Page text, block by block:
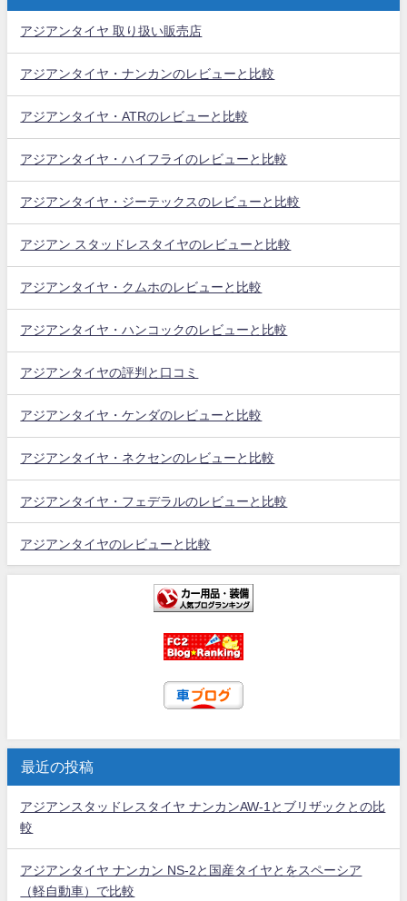
アジアンタイヤ 取り扱い販売店
アジアンタイヤ・ナンカンのレビューと比較
アジアンタイヤ・ATRのレビューと比較
アジアンタイヤ・ハイフライのレビューと比較
アジアンタイヤ・ジーテックスのレビューと比較
アジアン スタッドレスタイヤのレビューと比較
アジアンタイヤ・クムホのレビューと比較
アジアンタイヤ・ハンコックのレビューと比較
アジアンタイヤの評判と口コミ
アジアンタイヤ・ケンダのレビューと比較
アジアンタイヤ・ネクセンのレビューと比較
アジアンタイヤ・フェデラルのレビューと比較
アジアンタイヤのレビューと比較
最近の投稿
アジアンスタッドレスタイヤ ナンカンAW-1とブリザックとの比
較
アジアンタイヤ ナンカン NS-2と国産タイヤとをスペーシア
（軽自動車）で比較